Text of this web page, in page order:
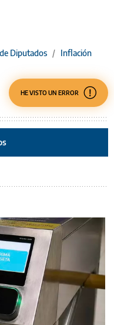
Diputados / Inflación
HE VISTO UN ERROR